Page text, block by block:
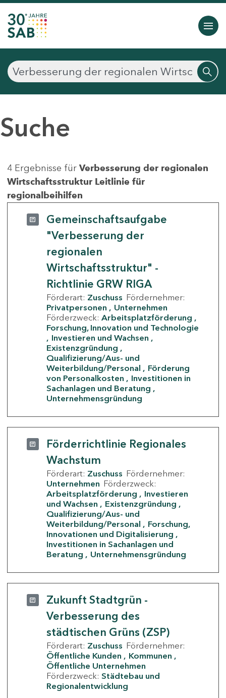
Suche
4 Ergebnisse für Verbesserung der regionalen
Wirtschaftsstruktur Leitlinie für
regionalbeihilfen
Gemeinschaftsaufgabe
"Verbesserung der
regionalen
Wirtschaftsstruktur" -
Richtlinie GRW RIGA
Förderart: Zuschuss Fördernehmer:
Privatpersonen
Unternehmen
Förderzweck: Arbeitsplatzförderung
Forschung, Innovation und Technologie
Investieren und Wachsen
Existenzgründung
Qualifizierung/Aus- und
Weiterbildung/Personal
Förderung
von Personalkosten
Investitionen in
Sachanlagen und Beratung
Unternehmensgründung
Förderrichtlinie Regionales
Wachstum
Förderart: Zuschuss Fördernehmer:
Unternehmen Förderzweck:
Arbeitsplatzförderung
Investieren
und Wachsen
Existenzgründung
Qualifizierung/Aus- und
Weiterbildung/Personal
Forschung,
Innovationen und Digitalisierung
Investitionen in Sachanlagen und
Beratung
Unternehmensgründung
Zukunft Stadtgrün -
Verbesserung des
städtischen Grüns (ZSP)
Förderart: Zuschuss Fördernehmer:
Öffentliche Kunden
Kommunen
Öffentliche Unternehmen
Förderzweck: Städtebau und
Regionalentwicklung